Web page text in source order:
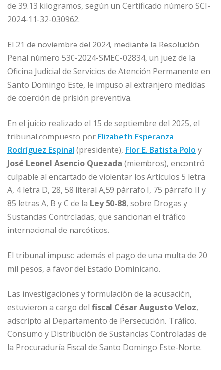
de 39.13 kilogramos, según un Certificado número SCI-
2024-11-32-030962.
El 21 de noviembre del 2024, mediante la Resolución
Penal número 530-2024-SMEC-02834, un juez de la
Oficina Judicial de Servicios de Atención Permanente en
Santo Domingo Este, le impuso al extranjero medidas
de coerción de prisión preventiva.
En el juicio realizado el 15 de septiembre del 2025, el
tribunal compuesto por Elizabeth Esperanza
Rodríguez Espinal (presidente), Flor E. Batista Polo y
José Leonel Asencio Quezada (miembros), encontró
culpable al encartado de violentar los Artículos 5 letra
A, 4 letra D, 28, 58 literal A,59 párrafo I, 75 párrafo II y
85 letras A, B y C de la Ley 50-88, sobre Drogas y
Sustancias Controladas, que sancionan el tráfico
internacional de narcóticos.
El tribunal impuso además el pago de una multa de 20
mil pesos, a favor del Estado Dominicano.
Las investigaciones y formulación de la acusación,
estuvieron a cargo del fiscal César Augusto Veloz,
adscripto al Departamento de Persecución, Tráfico,
Consumo y Distribución de Sustancias Controladas de
la Procuraduría Fiscal de Santo Domingo Este-Norte.